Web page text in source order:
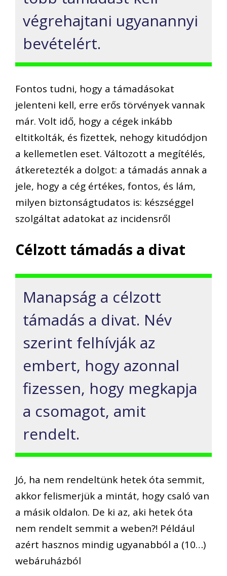
végrehajtani ugyanannyi
bevételért.
Fontos tudni, hogy a támadásokat
jelenteni kell, erre erős törvények vannak
már. Volt idő, hogy a cégek inkább
eltitkolták, és fizettek, nehogy kitudódjon
a kellemetlen eset. Változott a megítélés,
átkeretezték a dolgot: a támadás annak a
jele, hogy a cég értékes, fontos, és lám,
milyen biztonságtudatos is: készséggel
szolgáltat adatokat az incidensről
Célzott támadás a divat
Manapság a célzott
támadás a divat. Név
szerint felhívják az
embert, hogy azonnal
fizessen, hogy megkapja
a csomagot, amit
rendelt.
Jó, ha nem rendeltünk hetek óta semmit,
akkor felismerjük a mintát, hogy csaló van
a másik oldalon. De ki az, aki hetek óta
nem rendelt semmit a weben?! Például
azért hasznos mindig ugyanabból a (10…)
webáruházból